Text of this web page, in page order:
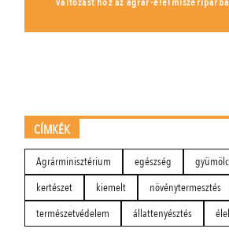
CÍMKÉK
Agrárminisztérium egészség
kertészet
kiemelt
növénytermesztés
természetvédelem
állattenyésztés